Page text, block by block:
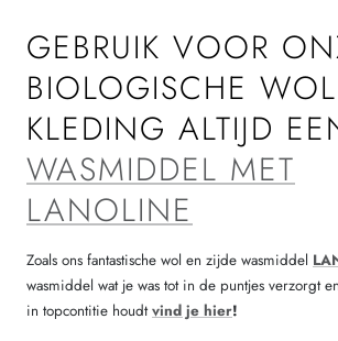
GEBRUIK VOOR
BIOLOGISCHE
KLEDING ALTIJD
WASMIDDEL MET
LANOLINE
Zoals ons fantastische wol en zijde wasmiddel
wasmiddel wat je was tot in de puntjes verzorgt
in topcontitie houdtvind je hier!